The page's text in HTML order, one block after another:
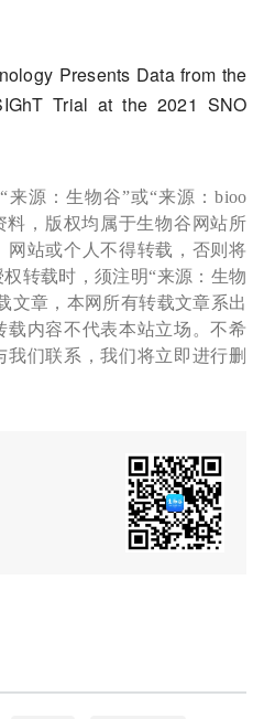
Presents Data from the
Trial at the 2021 SNO
源：生物谷”或“来源：bioo
料，版权均属于生物谷网站所
站或个人不得转载，否则将
转载时，须注明“来源：生物
文章，本网所有转载文章系出
载内容不代表本站立场。不希
们联系，我们将立即进行删